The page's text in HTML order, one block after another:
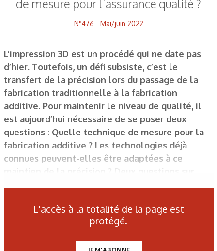
de mesure pour l’assurance qualité ?
N°476 - Mai/juin 2022
L’impression 3D est un procédé qui ne date pas
d’hier. Toutefois, un défi subsiste, c’est le
transfert de la précision lors du passage de la
fabrication traditionnelle à la fabrication
additive. Pour maintenir le niveau de qualité, il
est aujourd’hui nécessaire de se poser deux
questions : Quelle technique de mesure pour la
fabrication additive ? Les technologies déjà
connues peuvent-elles être adaptées à ce
maintien de la précision ? Deux questions sur
livre blanc consultable en ligne.
L'accès à la totalité de la page est
protégé.